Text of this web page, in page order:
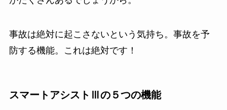
事故は絶対に起こさないという気持ち。事故を予
防する機能。これは絶対です！
スマートアシストⅢの５つの機能